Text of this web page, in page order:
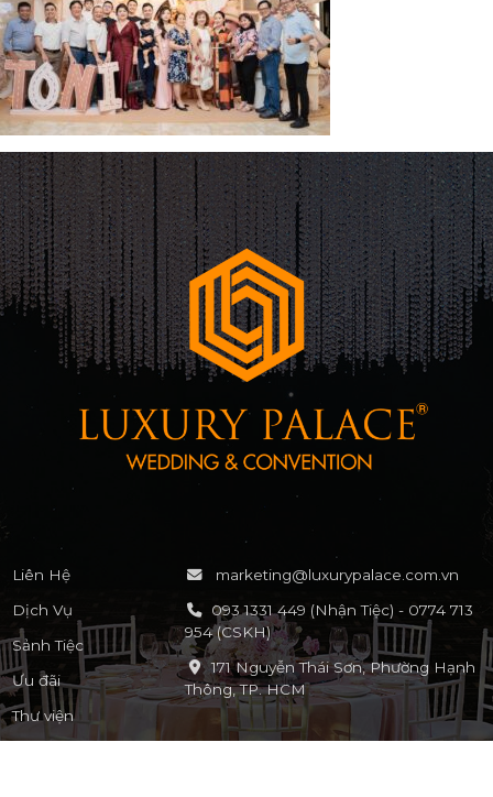
Liên Hệ
Dịch Vụ
Sảnh Tiệc
Ưu đãi
Thư viện
marketing@luxurypalace.com.vn
093 1331 449 (Nhận Tiệc) - 0774 713
954 (CSKH)
171 Nguyễn Thái Sơn, Phường Hạnh
Thông, TP. HCM